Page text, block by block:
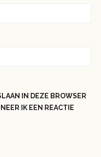
IN DEZE BROWSER
IK EEN REACTIE